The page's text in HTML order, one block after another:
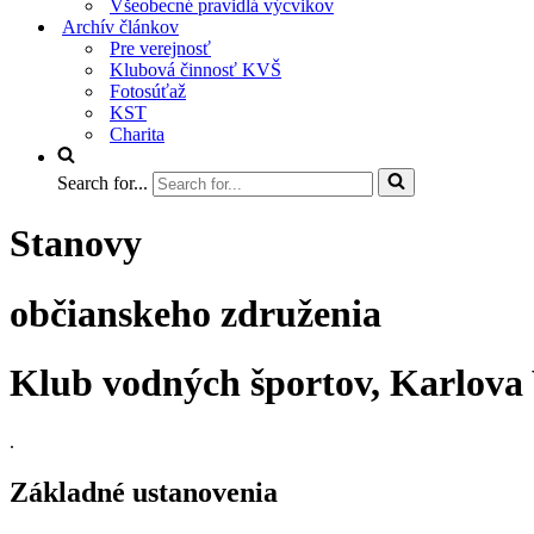
Všeobecné pravidlá výcvikov
Archív článkov
Pre verejnosť
Klubová činnosť KVŠ
Fotosúťaž
KST
Charita
Search for...
Stanovy
občianskeho združenia
Klub vodných športov, Karlova
.
Základné ustanovenia